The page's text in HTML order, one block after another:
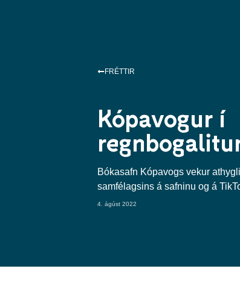
FRÉTTIR
Kópavogur í
Bókasafn Kópavogs vekur
samfélagsins á safninu og á
4. ágúst 2022